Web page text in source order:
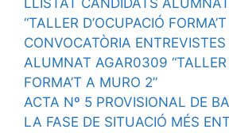
“TALLER D’OCUPACIÓ
CONVOCATÒRIA
ALUMNAT AGAR0309 “TALLER
FORMA’T A MURO 2”
ACTA Nº 5 PROVISIONAL DE
LA FASE DE SITUACIÓ MÉS